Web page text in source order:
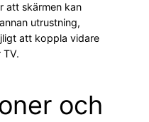
att skärmen kan
utrustning,
att koppla vidare
TV.
och